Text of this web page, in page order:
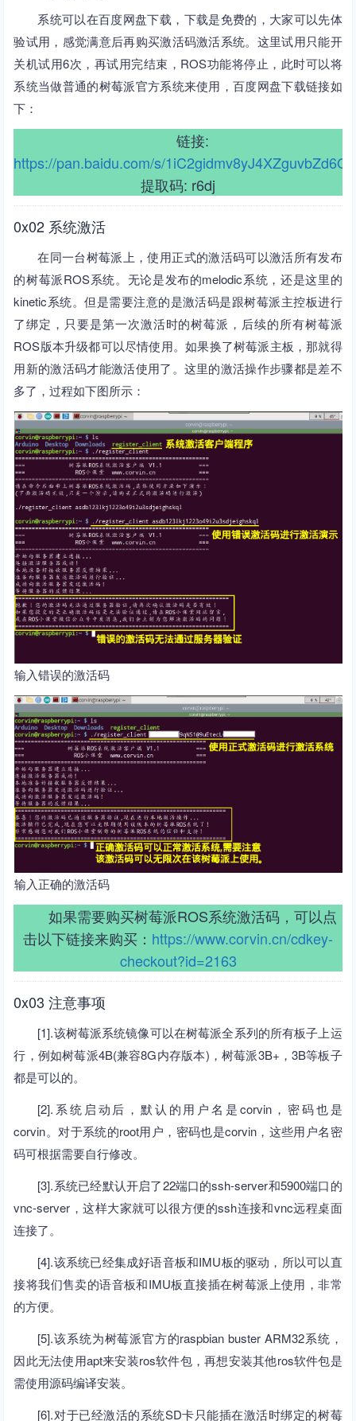
系统可以在百度网盘下载，下载是免费的，大家可以先体
验试用，感觉满意后再购买激活码激活系统。这里试用只能开
关机试用6次，再试用完结束，ROS功能将停止，此时可以将
系统当做普通的树莓派官方系统来使用，百度网盘下载链接如
下：
链接:
https://pan.baidu.com/s/1iC2gidmv8yJ4XZguvbZd6Q
提取码: r6dj
0x02 系统激活
在同一台树莓派上，使用正式的激活码可以激活所有发布
的树莓派ROS系统。无论是发布的melodic系统，还是这里的
kinetic系统。但是需要注意的是激活码是跟树莓派主控板进行
了绑定，只要是第一次激活时的树莓派，后续的所有树莓派
ROS版本升级都可以尽情使用。如果换了树莓派主板，那就得
用新的激活码才能激活使用了。这里的激活操作步骤都是差不
多了，过程如下图所示：
输入错误的激活码
输入正确的激活码
如果需要购买树莓派ROS系统激活码，可以点
击以下链接来购买： https://www.corvin.cn/cdkey-
checkout?id=2163
0x03 注意事项
[1].该树莓派系统镜像可以在树莓派全系列的所有板子上运
行，例如树莓派4B(兼容8G内存版本)，树莓派3B+，3B等板子
都是可以的。
[2].系统启动后，默认的用户名是corvin，密码也是
corvin。对于系统的root用户，密码也是corvin，这些用户名密
码可根据需要自行修改。
[3].系统已经默认开启了22端口的ssh-server和5900端口的
vnc-server，这样大家就可以很方便的ssh连接和vnc远程桌面
连接了。
[4].该系统已经集成好语音板和IMU板的驱动，所以可以直
接将我们售卖的语音板和IMU板直接插在树莓派上使用，非常
的方便。
[5].该系统为树莓派官方的raspbian buster ARM32系统，
因此无法使用apt来安装ros软件包，再想安装其他ros软件包是
需使用源码编译安装。
[6].对于已经激活的系统SD卡只能插在激活时绑定的树莓